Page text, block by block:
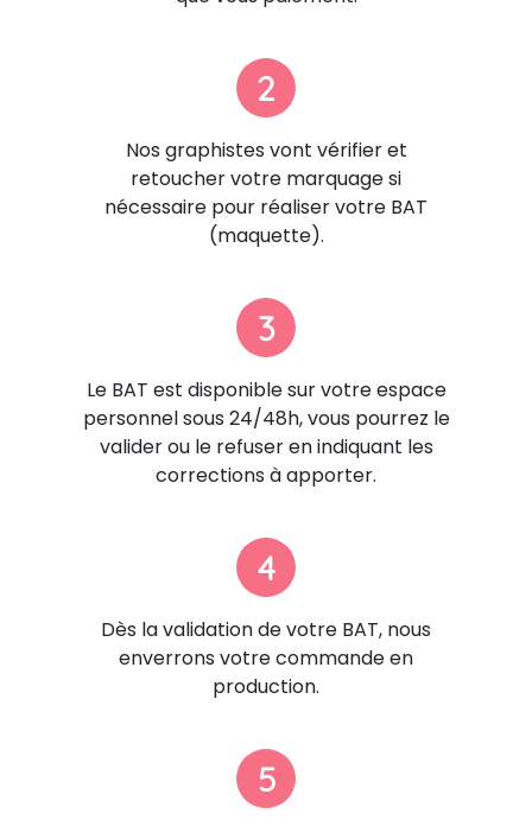
2
Nos graphistes vont vérifier et
retoucher votre marquage si
nécessaire pour réaliser votre BAT
(maquette).
3
Le BAT est disponible sur votre espace
personnel sous 24/48h, vous pourrez le
valider ou le refuser en indiquant les
corrections à apporter.
4
Dès la validation de votre BAT, nous
enverrons votre commande en
production.
5